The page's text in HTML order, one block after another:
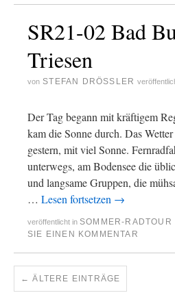
SR21-02 Bad
Triesen
von STEFAN DRÖSSLER
Der Tag begann mit kräftigem
kam die Sonne durch. Das
gestern, mit viel Sonne.
unterwegs, am Bodensee die
und langsame Gruppen, die
… Lesen fortsetzen →
veröffentlicht in SOMMER-RADTOUR
SIE EINEN KOMMENTAR
← ÄLTERE EINTRÄGE